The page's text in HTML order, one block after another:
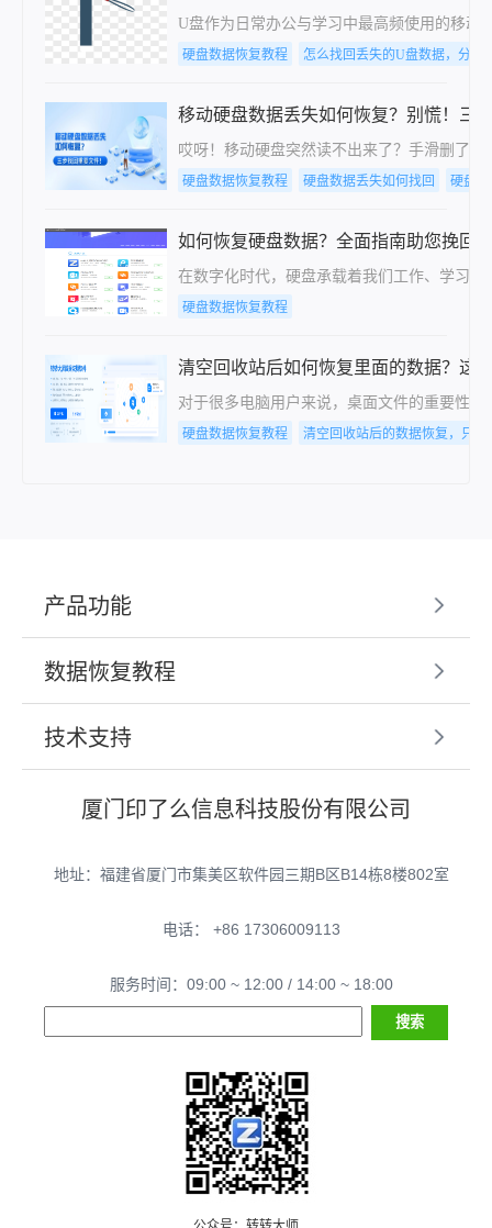
U盘作为日常办公与学习中最高频使用的移动
硬盘数据恢复教程 怎么找回丢失的U盘数据，分享
移动硬盘数据丢失如何恢复？别慌！三
哎呀！移动硬盘突然读不出来了？手滑删了
硬盘数据恢复教程 硬盘数据丢失如何找回 硬盘
如何恢复硬盘数据？全面指南助您挽回
在数字化时代，硬盘承载着我们工作、学习
硬盘数据恢复教程
清空回收站后如何恢复里面的数据？这6
对于很多电脑用户来说，桌面文件的重要性
硬盘数据恢复教程 清空回收站后的数据恢复，只需
产品功能
数据恢复教程
技术支持
厦门印了么信息科技股份有限公司
地址：福建省厦门市集美区软件园三期B区B14栋8楼802室
电话： +86 17306009113
服务时间：09:00 ~ 12:00 / 14:00 ~ 18:00